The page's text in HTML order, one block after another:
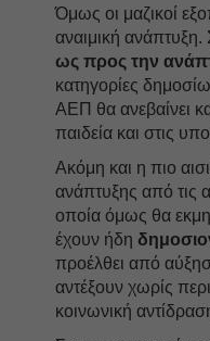
Όμως οι μαζικοί
αναιμική
ως προς την
κατηγορίες
ΑΕΠ θα ανεβαίνει
παιδεία και στις
Ακόμη και η πιο
ανάπτυξης από τις
οποία όμως θα
έχουν ήδη
προέλθει από
αντέξουν χωρίς
κοινωνική